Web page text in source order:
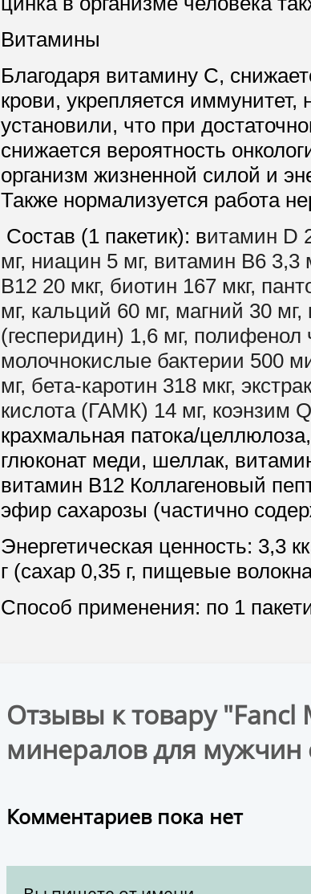
Витамины
Благодаря витамину С,
крови, укрепляется
установили, что при
снижается вероятность
организм жизненной силой и
Также нормализуется работа
Состав (1 пакетик): витамин D
мг, ниацин 5 мг, витамин B6 3,3
B12 20 мкг, биотин 167 мкг,
мг, кальций 60 мг, магний 30
(гесперидин) 1,6 мг,
молочнокислые бактерии 500
мг, бета-каротин 318 мкг,
кислота (ГАМК) 14 мг, коэнзим
крахмальная патока/
глюконат меди, шеллак,
витамин B12 Коллагеновый
эфир сахарозы (частично
Энергетическая ценность: 3,3
г (сахар 0,35 г, пищевые
Способ применения: по 1
Отзывы к товару
минералов для мужчин
Комментариев пока нет